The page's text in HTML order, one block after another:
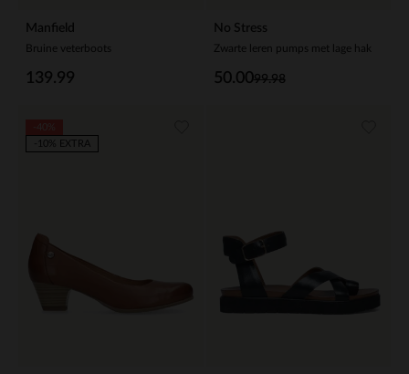
Manfield
Bruine veterboots
139.99
No Stress
Zwarte leren pumps met lage hak
99.98
50.00
-10% EXTRA